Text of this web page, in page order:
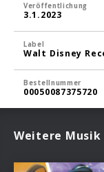
Veröffentlichung
3.1.2023
Label
Walt Disney
Bestellnummer
00050087375720
Weitere Musik